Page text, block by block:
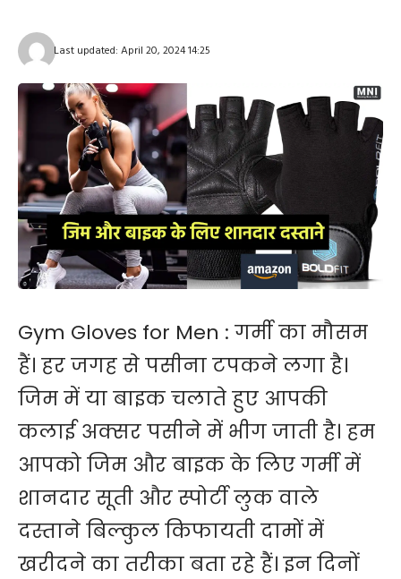
Last updated: April 20, 2024 14:25
Gym Gloves for Men : गर्मी का मौसम
हैं। हर जगह से पसीना टपकने लगा है।
जिम में या बाइक चलाते हुए आपकी
कलाई अक्सर पसीने में भीग जाती है। हम
आपको जिम और बाइक के लिए गर्मी में
शानदार सूती और स्पोर्टी लुक वाले
दस्ताने बिल्कुल किफायती दामों में
खरीदने का तरीका बता रहे हैं। इन दिनों